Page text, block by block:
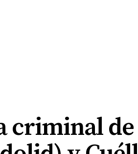
criminal